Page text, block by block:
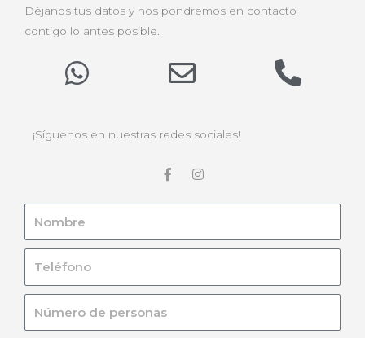
Déjanos tus datos y nos pondremos en contacto
contigo lo antes posible.
¡Síguenos en nuestras redes sociales!